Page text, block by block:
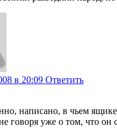
в 20:09 Ответить
написано, в чьем
говоря уже о том, что